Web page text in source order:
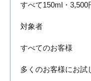
すべて150ml・3,500
対象者
すべてのお客様
多くのお客様にお試